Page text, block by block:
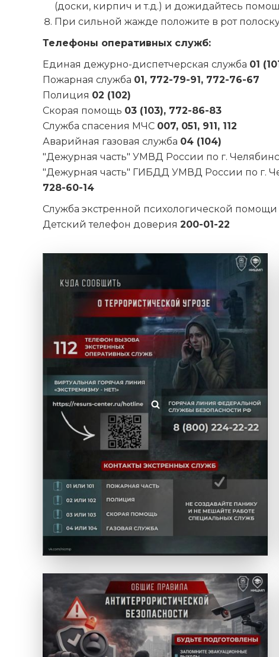
(доски, кирпич и т.д.) и дожидайтесь
При сильной жажде положите в рот
Телефоны оперативных служб:
Единая дежурно-диспетчерская служба 01
Пожарная служба 01, 772-79-91, 772-76-67
Полиция 02 (102)
Скорая помощь 03 (103), 772-86-83
Служба спасения МЧС 007, 051, 911, 112
Аварийная газовая служба 04 (104)
"Дежурная часть" УМВД России по г.
"Дежурная часть" ГИБДД УМВД России по г.
728-60-14
Служба экстренной психологической помощи
Детский телефон доверия 200-01-22